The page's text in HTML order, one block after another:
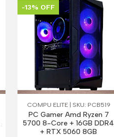
-13% OFF
COMPU ELITE | SKU: PCB519
PC Gamer Amd Ryzen 7
5700 8-Core + 16GB DDR4
+ RTX 5060 8GB